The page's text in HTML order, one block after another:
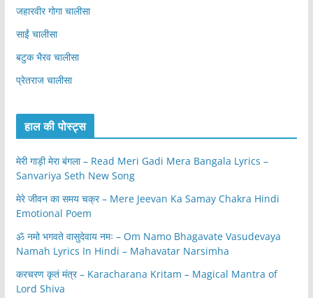
जहारवीर गोगा चालीसा
साईं चालीसा
बटुक भैरव चालीसा
प्रेतराज चालीसा
हाल की पोस्ट्स
मेरी गाड़ी मेरा बंगला – Read Meri Gadi Mera Bangala Lyrics –
Sanvariya Seth New Song
मेरे जीवन का समय चक्र – Mere Jeevan Ka Samay Chakra Hindi
Emotional Poem
ॐ नमो भगवते वासुदेवाय नमः – Om Namo Bhagavate Vasudevaya
Namah Lyrics In Hindi – Mahavatar Narsimha
करचरण कृतं मंत्र – Karacharana Kritam – Magical Mantra of
Lord Shiva